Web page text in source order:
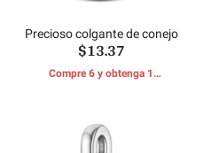
Precioso colgante de conejo
$13.37
Compre 6 y obtenga 1